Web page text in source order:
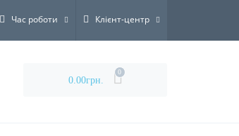
Час роботи Клієнт-центр
0.00грн.
0